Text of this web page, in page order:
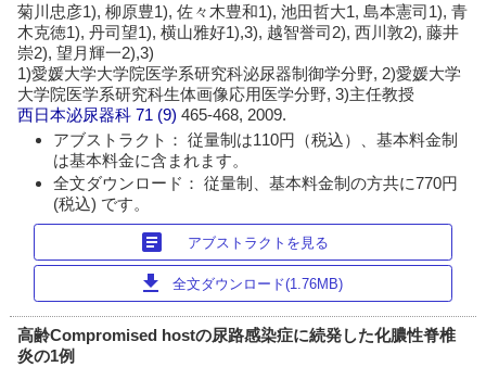
菊川忠彦1), 柳原豊1), 佐々木豊和1), 池田哲大1, 島本憲司1), 青
木克徳1), 丹司望1), 横山雅好1),3), 越智誉司2), 西川敦2), 藤井
崇2), 望月輝一2),3)
1)愛媛大学大学院医学系研究科泌尿器制御学分野, 2)愛媛大学
大学院医学系研究科生体画像応用医学分野, 3)主任教授
西日本泌尿器科 71 (9)465-468, 2009.
アブストラクト： 従量制は110円（税込）、基本料金制
は基本料金に含まれます。
全文ダウンロード： 従量制、基本料金制の方共に770円
(税込) です。
article アブストラクトを見る
download 全文ダウンロード(1.76MB)
高齢Compromised hostの尿路感染症に続発した化膿性脊椎
炎の1例